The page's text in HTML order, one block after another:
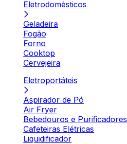
Eletrodomésticos
Geladeira
Fogão
Forno
Cooktop
Cervejeira
Eletroportáteis
Aspirador de Pó
Air Fryer
Bebedouros e Purificadores
Cafeteiras Elétricas
Liquidificador